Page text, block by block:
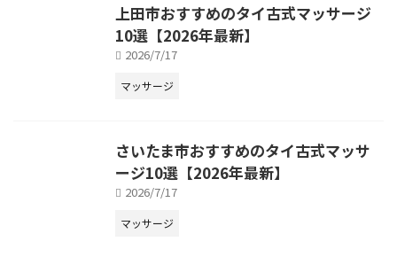
上田市おすすめのタイ古式マッサージ
10選【2026年最新】
2026/7/17
マッサージ
さいたま市おすすめのタイ古式マッサ
ージ10選【2026年最新】
2026/7/17
マッサージ